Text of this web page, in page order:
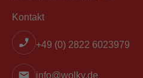
Kontakt
+49 (0) 2822 6023979
info@wolky.de